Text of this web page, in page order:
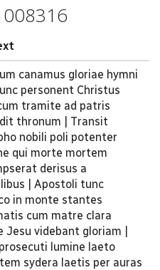
canamus gloriae hymni
personent Christus
tramite ad patris
thronum | Transit
nobili poli potenter
qui morte mortem
derisus a
| Apostoli tunc
in monte stantes
cum matre clara
Jesu videbant gloriam |
lumine laeto
sydera laetis per auras